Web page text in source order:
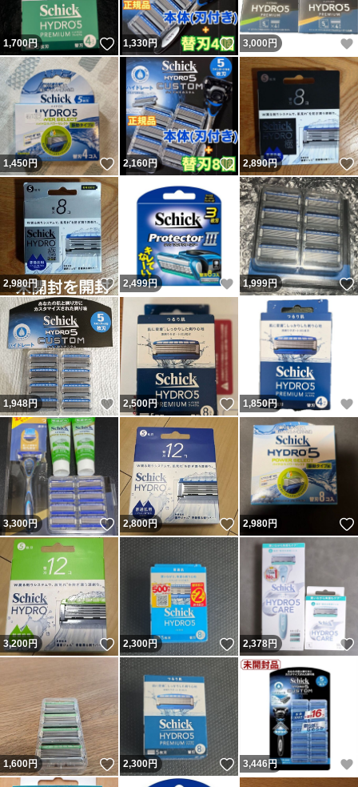
1,700円 いいね！
1,330円 いいね！
3,000 円
1,450円 いいね！
2,160円 いいね！
2,890円
2,980円 いいね！
2,499円 いいね！
1,999円
1,948円 いいね！
2,500円 いいね！
1,850円
3,300円 いいね！
2,800円 いいね！
2,980円
3,200円 いいね！
2,300円 いいね！
2,378円
1,600円 いいね！
2,300円 いいね！
3,446 円